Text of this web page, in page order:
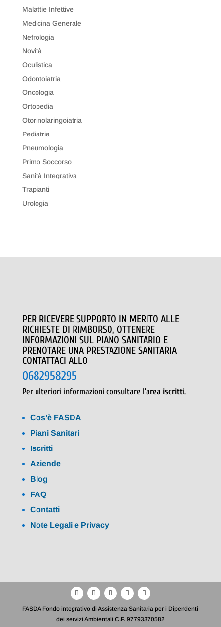
Malattie Infettive
Medicina Generale
Nefrologia
Novità
Oculistica
Odontoiatria
Oncologia
Ortopedia
Otorinolaringoiatria
Pediatria
Pneumologia
Primo Soccorso
Sanità Integrativa
Trapianti
Urologia
PER RICEVERE SUPPORTO IN MERITO ALLE
RICHIESTE DI RIMBORSO, OTTENERE
INFORMAZIONI SUL PIANO SANITARIO E
PRENOTARE UNA PRESTAZIONE SANITARIA
CONTATTACI ALLO
0682958295
Per ulteriori informazioni consultare l’area iscritti.
Cos’è FASDA
Piani Sanitari
Iscritti
Aziende
Blog
FAQ
Contatti
Note Legali e Privacy
FASDA Fondo integrativo di Assistenza Sanitaria per i Dipendenti
dei servizi Ambientali C.F. 97793370582